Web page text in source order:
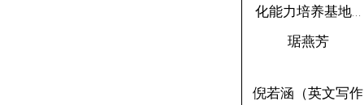
化能力培养基地...
琚燕芳
倪若涵（英文写作